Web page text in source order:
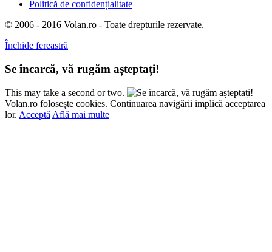
Politică de confidențialitate
© 2006 - 2016 Volan.ro - Toate drepturile rezervate.
Închide fereastră
Se încarcă, vă rugăm așteptați!
This may take a second or two.
Volan.ro folosește cookies. Continuarea navigării implică acceptarea
lor. Acceptă Află mai multe